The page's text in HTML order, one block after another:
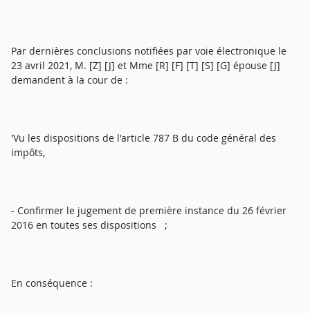
Par dernières conclusions notifiées par voie électronique le
23 avril 2021, M. [Z] [J] et Mme [R] [F] [T] [S] [G] épouse [J]
demandent à la cour de :
'Vu les dispositions de l'article 787 B du code général des
impôts,
- Confirmer le jugement de première instance du 26 février
2016 en toutes ses dispositions ;
En conséquence :